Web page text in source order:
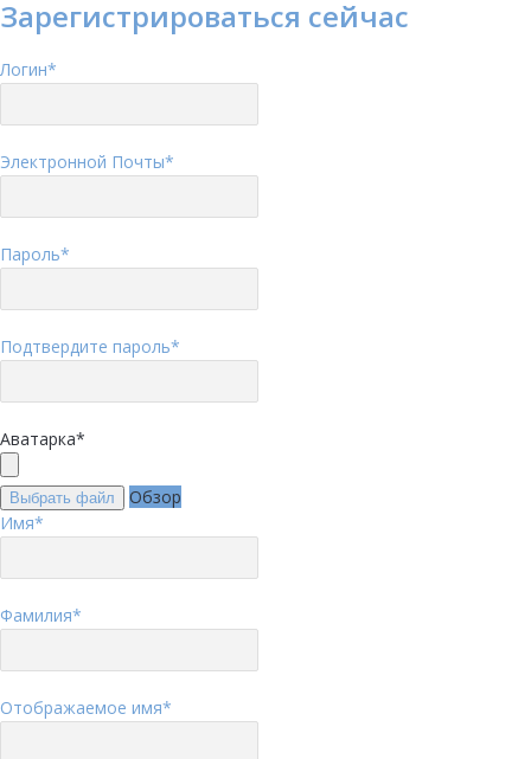
Зарегистрироваться сейчас
Логин*
Электронной Почты*
Пароль*
Подтвердите пароль*
Аватарка*
Выбрать файл
Обзор
Имя*
Фамилия*
Отображаемое имя*